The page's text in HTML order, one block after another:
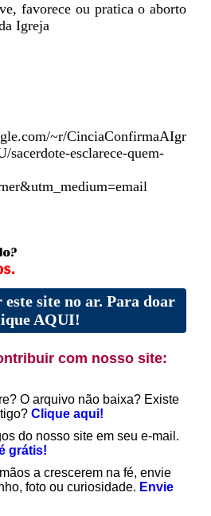
favorece ou pratica o aborto
Igreja
~r/CinciaConfirmaAIgr
sacerdote-esclarece-quem-
site no ar. Para doar
AQUI!
com nosso site:
O arquivo não baixa? Existe
Clique aqui!
do nosso site em seu e-mail.
grátis!
a crescerem na fé, envie
foto ou curiosidade. Envie